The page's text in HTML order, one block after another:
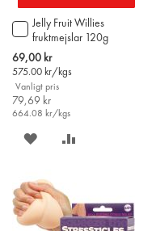
Jelly Fruit Willies
fruktmejslar 120g
Special
Price
69,00 kr
575.00 kr/kgs
Vanligt pris
79,69 kr
664.08 kr/kgs
Lägg
till
i
varukorgen
SPARA
ÖNSKELISTAN